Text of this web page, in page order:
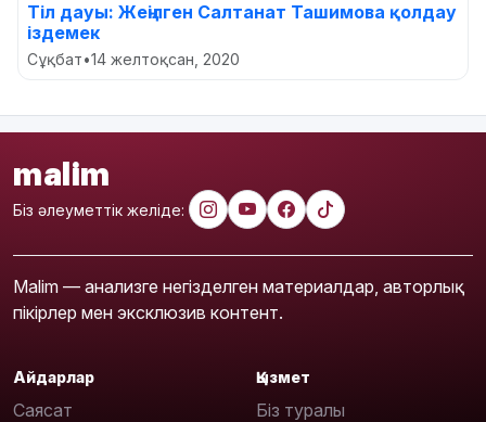
Тіл дауы: Жеңілген Салтанат Ташимова қолдау
іздемек
Сұқбат•14 желтоқсан, 2020
malim
Біз әлеуметтік желіде:
Malim — анализге негізделген материалдар, авторлық
пікірлер мен эксклюзив контент.
Айдарлар
Саясат
Қызмет
Біз туралы